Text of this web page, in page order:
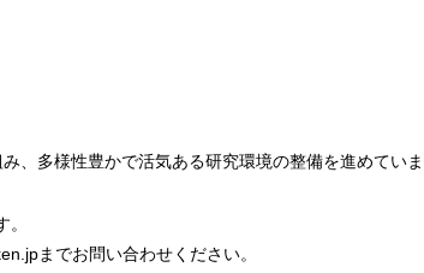
、多様性豊かで活気ある研究環境の整備を進めてい
までお問い合わせください。